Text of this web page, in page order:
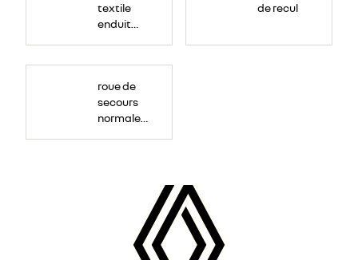
textile
enduit
de recul
roue de
secours
normale